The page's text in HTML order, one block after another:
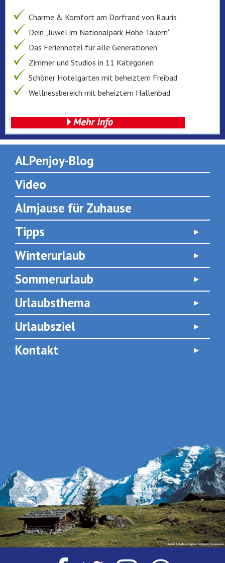
Charme & Komfort am Dorfrand von Rauris
Dein „Juwel im Nationalpark Hohe Tauern“
Das Ferienhotel für alle Generationen
Zimmer und Studios in 11 Kategorien
Schöner Hotelgarten mit beheiztem Freibad
Wellnessbereich mit beheiztem Hallenbad
ALPenjoy-Blog
Video
Almjause für Zuhause
Tipps
Winterurlaub
Sommerurlaub
Urlaubsthema
Urlaubsziel
Kontakt